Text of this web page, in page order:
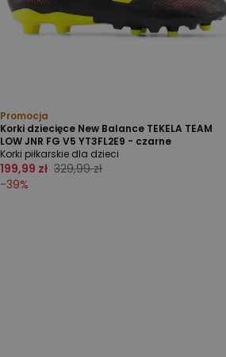
Promocja
Korki dziecięce New Balance TEKELA TEAM
LOW JNR FG V5 YT3FL2E9 - czarne
Korki piłkarskie dla dzieci
199,99 zł 329,99 zł
-39%